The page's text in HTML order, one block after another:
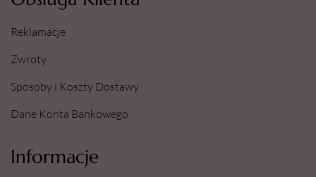
Reklamacje
Zwroty
Sposoby i Koszty Dostawy
Dane Konta Bankowego
Informacje